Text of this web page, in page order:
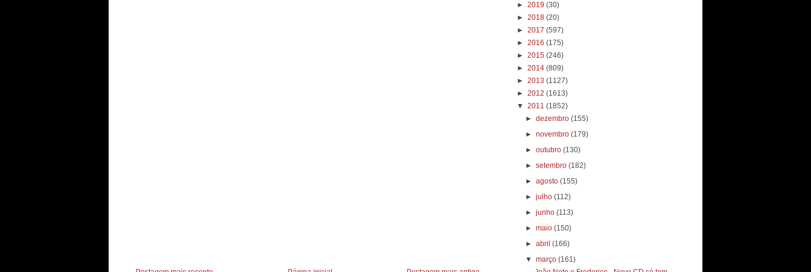
► 2019 (30)
► 2018 (20)
► 2017 (597)
► 2016 (175)
► 2015 (246)
► 2014 (809)
► 2013 (1127)
► 2012 (1613)
▼ 2011 (1852)
►dezembro(155)
►novembro(179)
►outubro(130)
►setembro(182)
►agosto(155)
►julho(112)
►junho(113)
►maio(150)
►abril(166)
▼março(161)